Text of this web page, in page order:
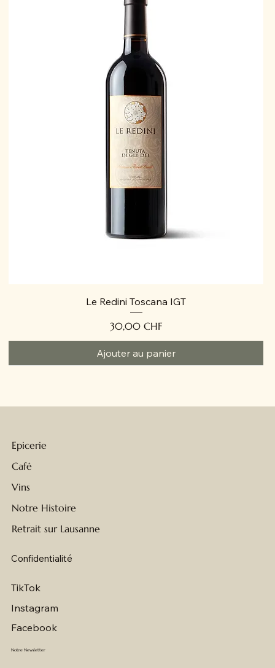
Le Redini Toscana IGT
Prix
30,00 CHF
Ajouter au panier
Epicerie
Café
Vins
Notre Histoire
Retrait sur Lausanne
Confidentialité
TikTok
Instagram
Facebook
Notre Newsletter